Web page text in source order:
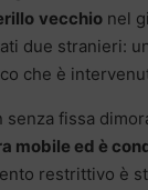
vecchio nel
due stranieri:
che è
senza fissa
mobile ed è
restrittivo è